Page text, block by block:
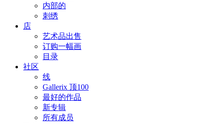
内部的
刺绣
店
艺术品出售
订购一幅画
目录
社区
线
Gallerix 顶100
最好的作品
新专辑
所有成员